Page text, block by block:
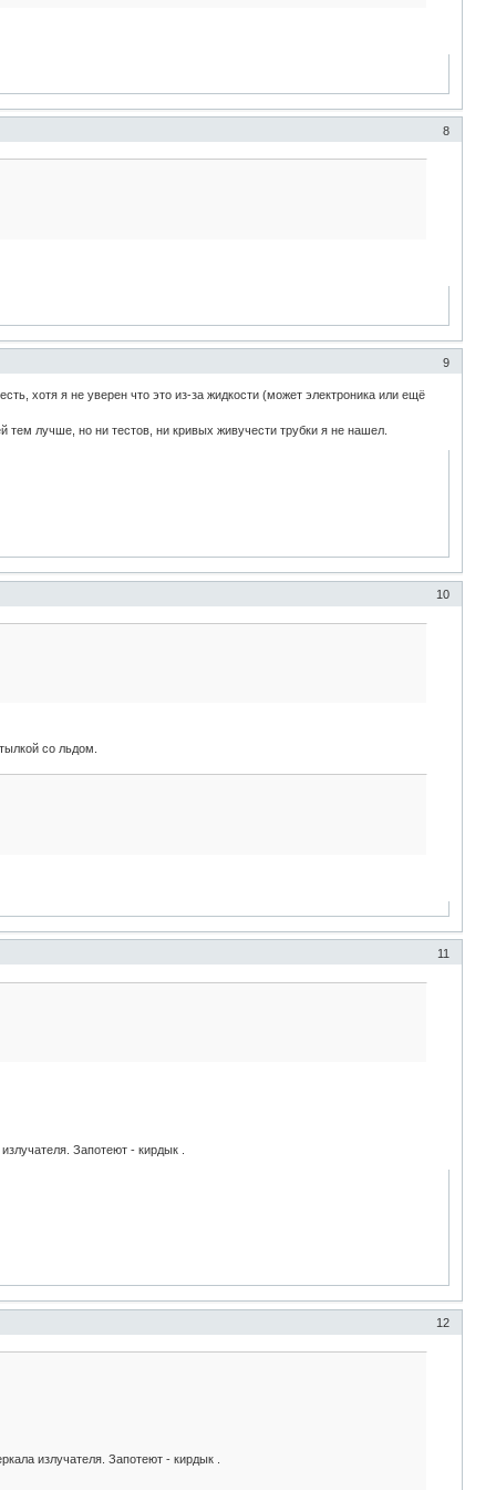
8
9
хотя я не уверен что это из-за жидкости (может электроника или ещё
лучше, но ни тестов, ни кривых живучести трубки я не нашел.
10
со льдом.
11
Запотеют - кирдык .
12
излучателя. Запотеют - кирдык .